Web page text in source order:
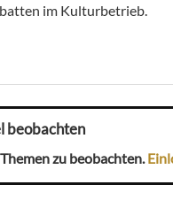
im Kulturbetrieb.
beobachten
zu beobachten.